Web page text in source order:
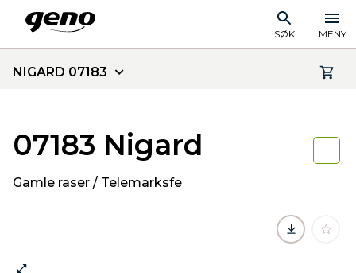
SØK MENY
NIGARD 07183
07183 Nigard
Gamle raser / Telemarksfe